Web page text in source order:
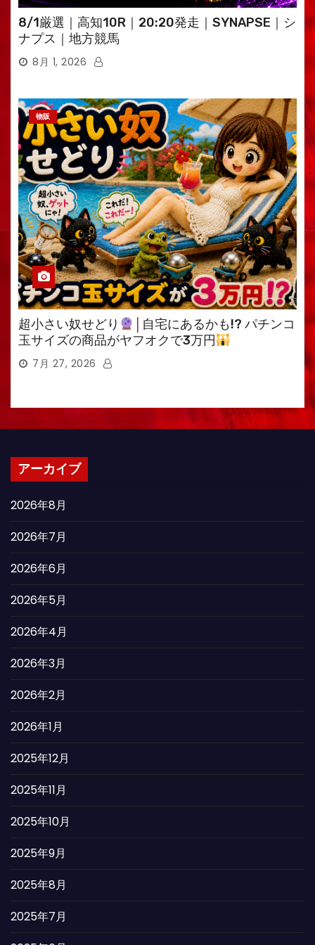
8/1厳選｜高知10R｜20:20発走｜SYNAPSE｜シ
ナプス｜地方競馬
8月 1, 2026
物販
超小さい奴せどり
│自宅にあるかも!? パチンコ
玉サイズの商品がヤフオクで3万円
7月 27, 2026
アーカイブ
2026年8月
2026年7月
2026年6月
2026年5月
2026年4月
2026年3月
2026年2月
2026年1月
2025年12月
2025年11月
2025年10月
2025年9月
2025年8月
2025年7月